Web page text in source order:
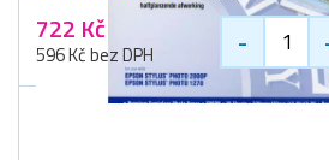
722 Kč
596 Kč bez DPH -